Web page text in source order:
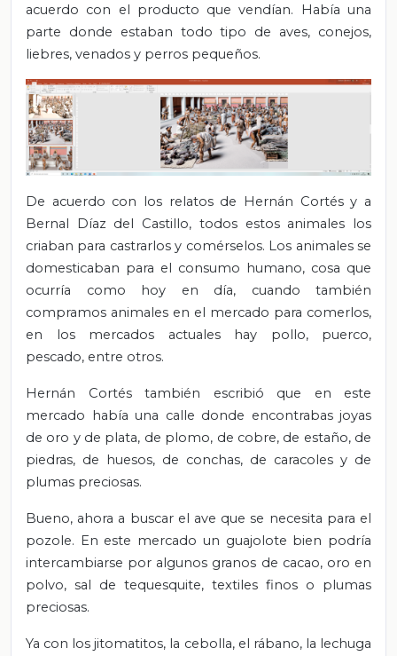
acuerdo con el producto que vendían. Había una
parte donde estaban todo tipo de aves, conejos,
liebres, venados y perros pequeños.
De acuerdo con los relatos de Hernán Cortés y a
Bernal Díaz del Castillo, todos estos animales los
criaban para castrarlos y comérselos. Los animales se
domesticaban para el consumo humano, cosa que
ocurría como hoy en día, cuando también
compramos animales en el mercado para comerlos,
en los mercados actuales hay pollo, puerco,
pescado, entre otros.
Hernán Cortés también escribió que en este
mercado había una calle donde encontrabas joyas
de oro y de plata, de plomo, de cobre, de estaño, de
piedras, de huesos, de conchas, de caracoles y de
plumas preciosas.
Bueno, ahora a buscar el ave que se necesita para el
pozole. En este mercado un guajolote bien podría
intercambiarse por algunos granos de cacao, oro en
polvo, sal de tequesquite, textiles finos o plumas
preciosas.
Ya con los jitomatitos, la cebolla, el rábano, la lechuga